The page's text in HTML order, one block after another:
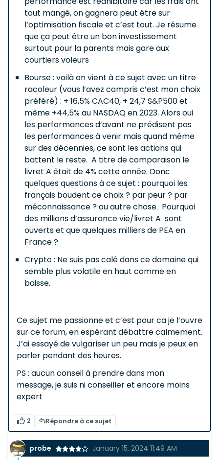
tout mangé, on gagnera peut être sur
l’optimisation fiscale et c’est tout. Je résume
que ça peut être un bon investissement
surtout pour la parents mais gare aux
courtiers voleurs
Bourse : voilà on vient à ce sujet avec un titre
racoleur (vous l’avez compris c’est mon choix
préféré) : + 16,5% CAC40, + 24,7 S&P500 et
même +44,5% au NASDAQ en 2023. Alors oui
les performances d’avant ne prédisent pas
les performances à venir mais quand même
sur des décennies, ce sont les actions qui
battent le reste. A titre de comparaison le
livret A était de 4% cette année. Donc
quelques questions à ce sujet : pourquoi les
français boudent ce choix ? par peur ? par
méconnaissance ? ou autre chose. Pourquoi
des millions d’assurance vie/livret A sont
ouverts et que quelques milliers de PEA en
France ?
Crypto : Ne suis pas calé dans ce domaine qui
semble plus volatile en haut comme en
baisse.
Ce sujet me passionne et c’est pour ca je l’ouvre
sur ce forum, en espérant débattre calmement.
J’ai essayé de vulgariser un peu mais je peux en
parler pendant des heures.
PS : aucun conseil à prendre dans mon
message, je suis ni conseiller et encore moins
expert
2 Répondre à ce sujet
probe January 15, 2024 11:49 AM